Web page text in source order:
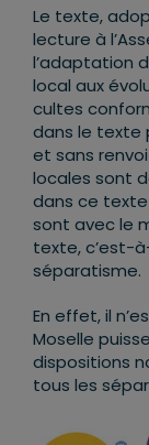
Le texte,
lecture à
l’adaptation
local aux
cultes
dans le texte
et sans
locales sont
dans ce
sont avec le
texte, c’est-
séparatisme.
En effet, il
Moselle
dispositions
tous les